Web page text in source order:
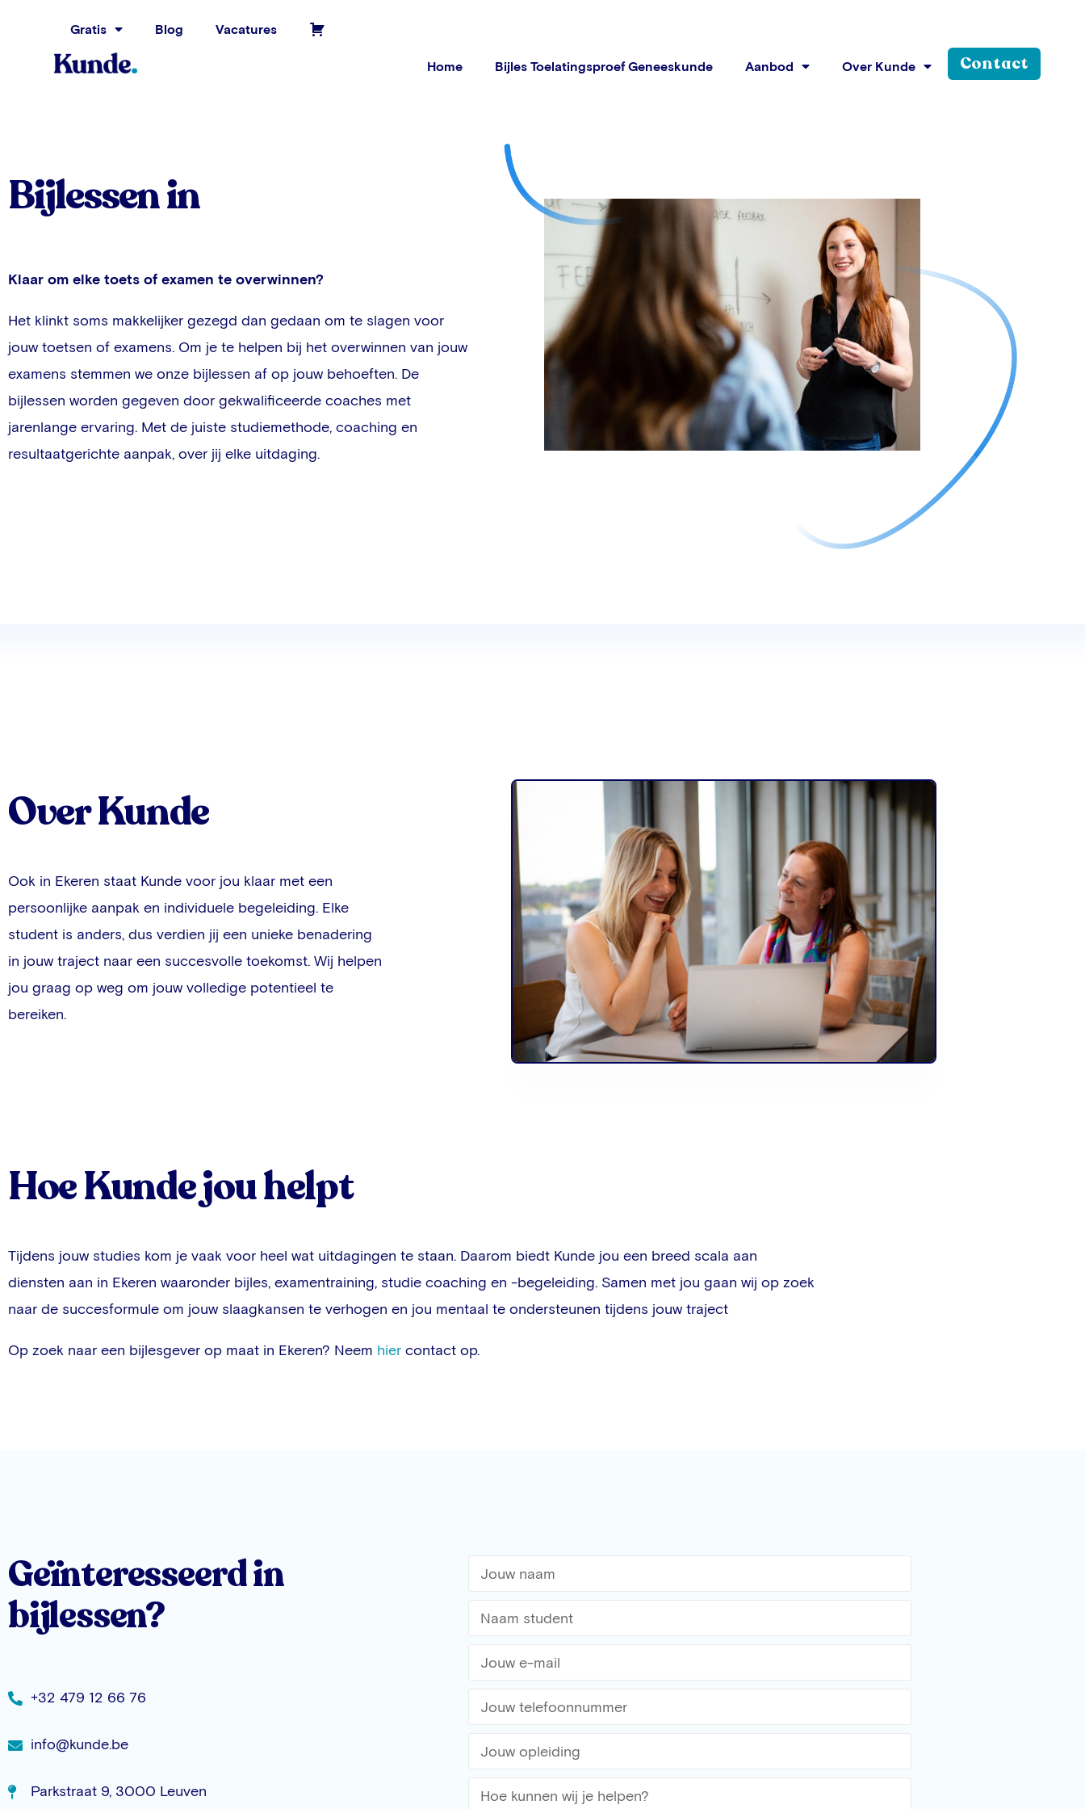
Gratis Blog Vacatures
Home Bijles Toelatingsproef Geneeskunde Aanbod Over Kunde Contact
Bijlessen in
Klaar om elke toets of examen te overwinnen?
Het klinkt soms makkelijker gezegd dan gedaan om te slagen voor
jouw toetsen of examens. Om je te helpen bij het overwinnen van jouw
examens stemmen we onze bijlessen af op jouw behoeften. De
bijlessen worden gegeven door gekwalificeerde coaches met
jarenlange ervaring. Met de juiste studiemethode, coaching en
resultaatgerichte aanpak, over jij elke uitdaging.
Over Kunde
Ook in Ekeren staat Kunde voor jou klaar met een
persoonlijke aanpak en individuele begeleiding. Elke
student is anders, dus verdien jij een unieke benadering
in jouw traject naar een succesvolle toekomst. Wij helpen
jou graag op weg om jouw volledige potentieel te
bereiken.
Hoe Kunde jou helpt
Tijdens jouw studies kom je vaak voor heel wat uitdagingen te staan. Daarom biedt Kunde jou een breed scala aan
diensten aan in Ekeren waaronder bijles, examentraining, studie coaching en -begeleiding. Samen met jou gaan wij op zoek
naar de succesformule om jouw slaagkansen te verhogen en jou mentaal te ondersteunen tijdens jouw traject
Op zoek naar een bijlesgever op maat in Ekeren? Neem hier contact op.
Geïnteresseerd in
bijlessen?
+32 479 12 66 76
info@kunde.be
Parkstraat 9, 3000 Leuven